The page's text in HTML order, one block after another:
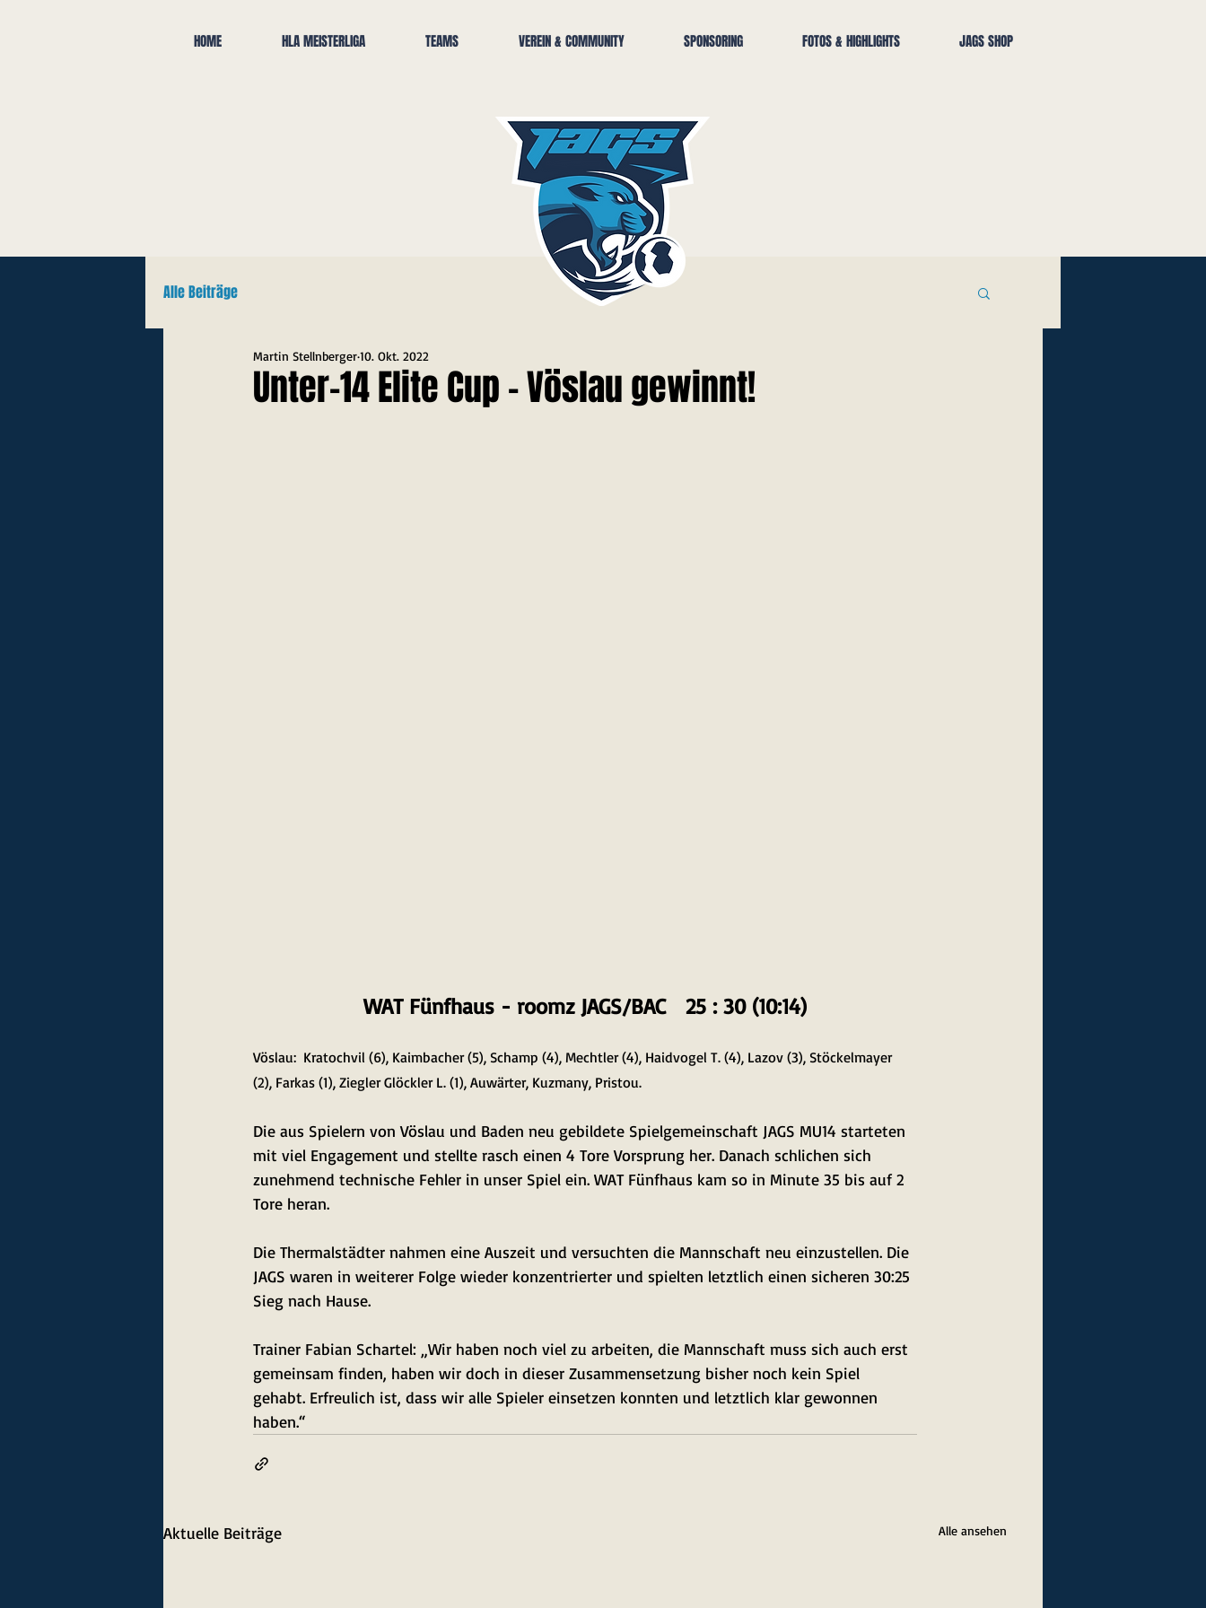
HOME HLA MEISTERLIGA TEAMS VEREIN & COMMUNITY SPONSORING FOTOS & HIGHLIGHTS JAGS SHOP
Alle Beiträge
Unter-14 Elite Cup - Vöslau gewinnt!
Martin Stellnberger10. Okt. 2022
WAT Fünfhaus - roomz JAGS/BAC   25 : 30 (10:14)
Vöslau:  Kratochvil (6), Kaimbacher (5), Schamp (4), Mechtler (4), Haidvogel T. (4), Lazov (3), Stöckelmayer
(2), Farkas (1), Ziegler Glöckler L. (1), Auwärter, Kuzmany, Pristou.
Die aus Spielern von Vöslau und Baden neu gebildete Spielgemeinschaft JAGS MU14 starteten
mit viel Engagement und stellte rasch einen 4 Tore Vorsprung her. Danach schlichen sich
zunehmend technische Fehler in unser Spiel ein. WAT Fünfhaus kam so in Minute 35 bis auf 2
Tore heran.
Die Thermalstädter nahmen eine Auszeit und versuchten die Mannschaft neu einzustellen. Die
JAGS waren in weiterer Folge wieder konzentrierter und spielten letztlich einen sicheren 30:25
Sieg nach Hause.
Trainer Fabian Schartel: „Wir haben noch viel zu arbeiten, die Mannschaft muss sich auch erst
gemeinsam finden, haben wir doch in dieser Zusammensetzung bisher noch kein Spiel
gehabt. Erfreulich ist, dass wir alle Spieler einsetzen konnten und letztlich klar gewonnen
haben.“
Aktuelle Beiträge Alle ansehen